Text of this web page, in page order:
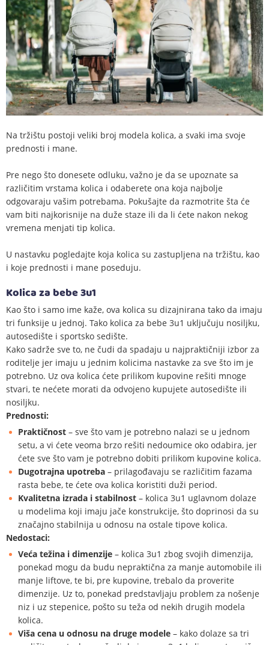
Na tržištu postoji veliki broj modela kolica, a svaki ima svoje
prednosti i mane.
Pre nego što donesete odluku, važno je da se upoznate sa
različitim vrstama kolica i odaberete ona koja najbolje
odgovaraju vašim potrebama. Pokušajte da razmotrite šta će
vam biti najkorisnije na duže staze ili da li ćete nakon nekog
vremena menjati tip kolica.
U nastavku pogledajte koja kolica su zastupljena na tržištu, kao
i koje prednosti i mane poseduju.
Kolica za bebe 3u1
Kao što i samo ime kaže, ova kolica su dizajnirana tako da imaju
tri funksije u jednoj. Tako kolica za bebe 3u1 uključuju nosiljku,
autosedište i sportsko sedište.
Kako sadrže sve to, ne čudi da spadaju u najpraktičniji izbor za
roditelje jer imaju u jednim kolicima nastavke za sve što im je
potrebno. Uz ova kolica ćete prilikom kupovine rešiti mnoge
stvari, te nećete morati da odvojeno kupujete autosedište ili
nosiljku.
Prednosti:
Praktičnost – sve što vam je potrebno nalazi se u jednom
setu, a vi ćete veoma brzo rešiti nedoumice oko odabira, jer
ćete sve što vam je potrebno dobiti prilikom kupovine kolica.
Dugotrajna upotreba – prilagođavaju se različitim fazama
rasta bebe, te ćete ova kolica koristiti duži period.
Kvalitetna izrada i stabilnost – kolica 3u1 uglavnom dolaze
u modelima koji imaju jače konstrukcije, što doprinosi da su
značajno stabilnija u odnosu na ostale tipove kolica.
Nedostaci:
Veća težina i dimenzije – kolica 3u1 zbog svojih dimenzija,
ponekad mogu da budu nepraktična za manje automobile ili
manje liftove, te bi, pre kupovine, trebalo da proverite
dimenzije. Uz to, ponekad predstavljaju problem za nošenje
niz i uz stepenice, pošto su teža od nekih drugih modela
kolica.
Viša cena u odnosu na druge modele – kako dolaze sa tri